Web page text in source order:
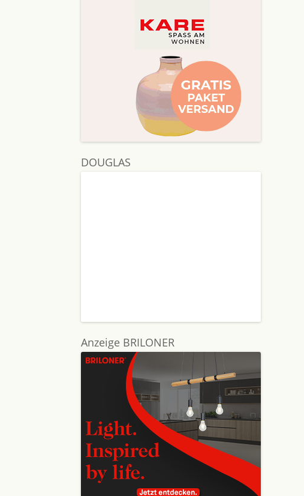
DOUGLAS
Anzeige BRILONER